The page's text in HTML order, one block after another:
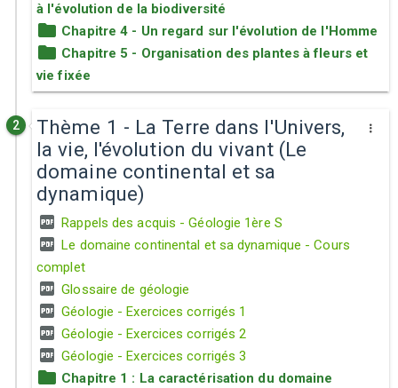
à l'évolution de la biodiversité
Chapitre 4 - Un regard sur l'évolution de l'Homme
Chapitre 5 - Organisation des plantes à fleurs et
vie fixée
2
Thème 1 - La Terre dans l'Univers,
la vie, l'évolution du vivant (Le
domaine continental et sa
dynamique)
Rappels des acquis - Géologie 1ère S
Le domaine continental et sa dynamique - Cours
complet
Glossaire de géologie
Géologie - Exercices corrigés 1
Géologie - Exercices corrigés 2
Géologie - Exercices corrigés 3
Chapitre 1 : La caractérisation du domaine